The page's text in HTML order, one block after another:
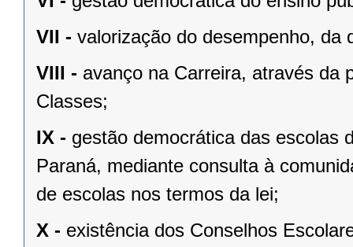
VII - valorização do desempenho, da
VIII - avanço na Carreira, através da
Classes;
IX - gestão democrática das escolas
Paraná, mediante consulta à
de escolas nos termos da lei;
X - existência dos Conselhos